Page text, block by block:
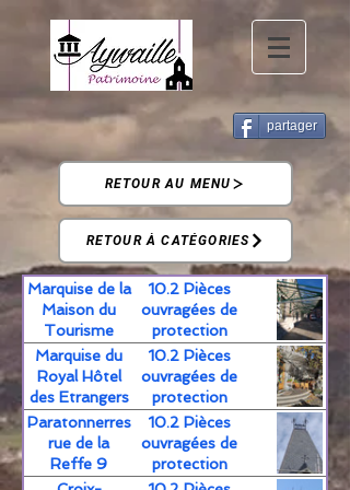
partager
RETOUR AU MENU
RETOUR À CATÉGORIES
Marquise de la
Maison du
Tourisme
10.2 Pièces
ouvragées de
protection
Marquise du
Royal Hôtel
des Etrangers
10.2 Pièces
ouvragées de
protection
Paratonnerres
rue de la
Reffe 9
10.2 Pièces
ouvragées de
protection